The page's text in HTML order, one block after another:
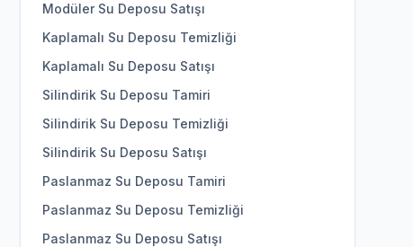
Modüler Su Deposu Satışı
Kaplamalı Su Deposu Temizliği
Kaplamalı Su Deposu Satışı
Silindirik Su Deposu Tamiri
Silindirik Su Deposu Temizliği
Silindirik Su Deposu Satışı
Paslanmaz Su Deposu Tamiri
Paslanmaz Su Deposu Temizliği
Paslanmaz Su Deposu Satışı